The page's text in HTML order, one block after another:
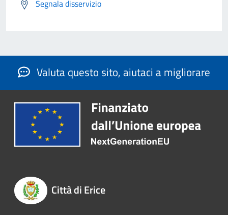
Segnala disservizio
Valuta questo sito, aiutaci a migliorare
Città di Erice